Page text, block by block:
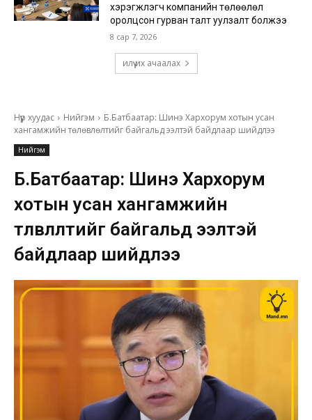
хэрэгжүүлэгч компанийн төлөөлөл
оролцсон гурван талт уулзалт болжээ
8 сар 7, 2026
илүү их ачаалах